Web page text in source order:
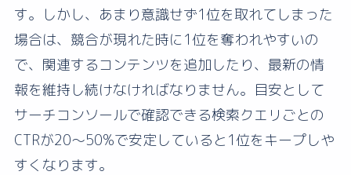
す。しかし、あまり意識せず1位を取れてしまった
場合は、競合が現れた時に1位を奪われやすいの
で、関連するコンテンツを追加したり、最新の情
報を維持し続けなければなりません。目安として
サーチコンソールで確認できる検索クエリごとの
CTRが20〜50%で安定していると1位をキープしや
すくなります。